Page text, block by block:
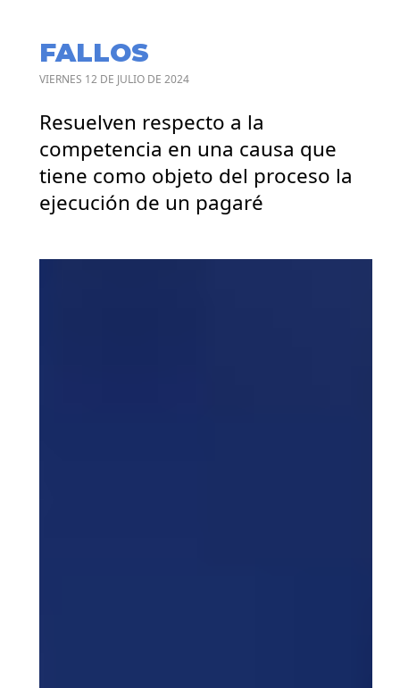
FALLOS
VIERNES 12 DE JULIO DE 2024
Resuelven respecto a la
competencia en una causa que
tiene como objeto del proceso la
ejecución de un pagaré